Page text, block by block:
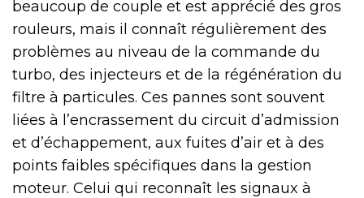
beaucoup de couple et est apprécié des gros
rouleurs, mais il connaît régulièrement des
problèmes au niveau de la commande du
turbo, des injecteurs et de la régénération du
filtre à particules. Ces pannes sont souvent
liées à l’encrassement du circuit d’admission
et d’échappement, aux fuites d’air et à des
points faibles spécifiques dans la gestion
moteur. Celui qui reconnaît les signaux à